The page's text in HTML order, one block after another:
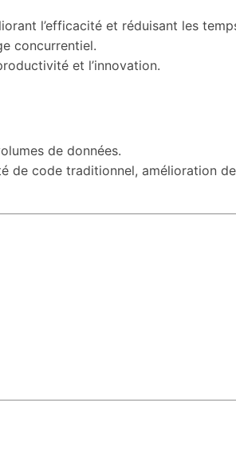
l’efficacité et réduisant les
concurrentiel.
et l’innovation.
de données.
de code traditionnel, amélioration